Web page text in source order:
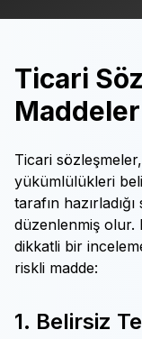
Ticari
Maddeler
Ticari
yükümlülükleri
tarafın
düzenlenmiş olur.
dikkatli bir
riskli madde:
1. Belirsiz